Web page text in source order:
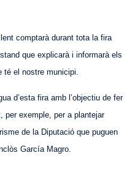
comptarà durant tota la fira
que explicarà i informarà els
el nostre municipi.
d’esta fira amb l’objectiu de fer
per exemple, per a plantejar
de la Diputació que puguen
García Magro.